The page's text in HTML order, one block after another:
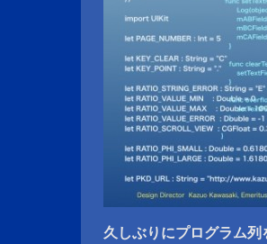
久しぶりにプログラム列